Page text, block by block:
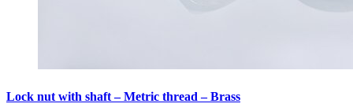
Lock nut with shaft – Metric thread – Brass